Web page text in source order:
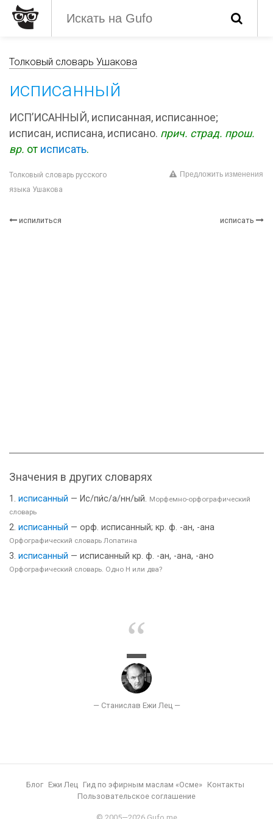
Толковый словарь Ушакова
исписанный
ИСП’ИСАННЫЙ, исписанная, исписанное;
исписан, исписана, исписано. прич. страд. прош.
вр. от исписать.
Толковый словарь русского
языка Ушакова
Предложить изменения
испилиться исписать
Значения в других словарях
исписанный — Ис/пи́с/а/нн/ый. Морфемно-орфографический
словарь
исписанный — орф. исписанный; кр. ф. -ан, -ана
Орфографический словарь Лопатина
исписанный — исписанный кр. ф. -ан, -ана, -ано
Орфографический словарь. Одно Н или два?
Блог Ежи Лец Гид по эфирным маслам «Осме»
Контакты
Пользовательское соглашение